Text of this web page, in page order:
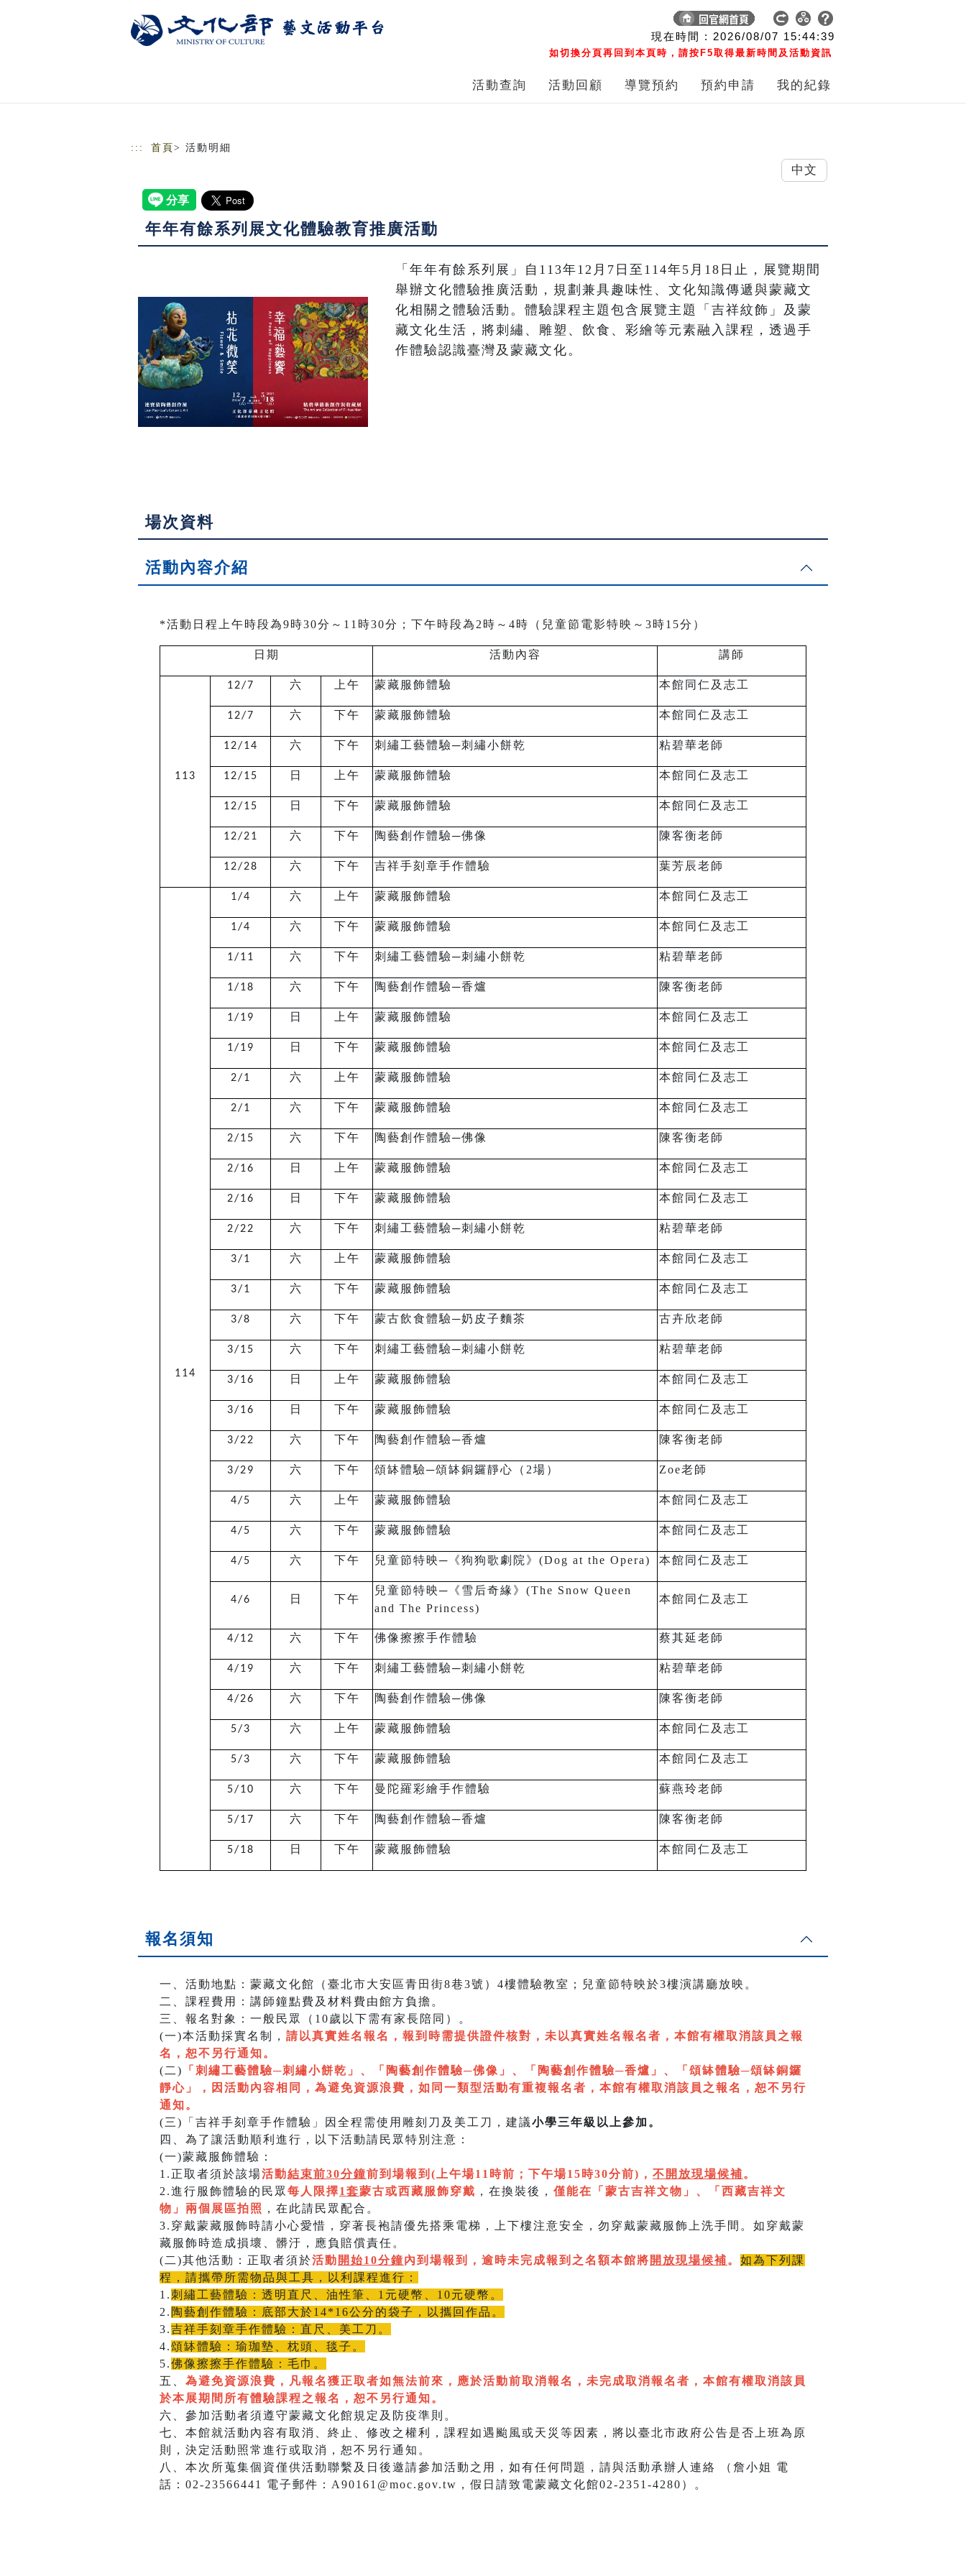
現在時間 : 2026/08/07 15:44:40
如切換分頁再回到本頁時，請按F5取得最新時間及活動資訊
活動查詢 活動回顧 導覽預約 預約申請 我的紀錄
::: 首頁 > 活動明細
年年有餘系列展文化體驗教育推廣活動
「年年有餘系列展」自113年12月7日至114年5月18日止，展覽期間
舉辦文化體驗推廣活動，規劃兼具趣味性、文化知識傳遞與蒙藏文
化相關之體驗活動。體驗課程主題包含展覽主題「吉祥紋飾」及蒙
藏文化生活，將刺繡、雕塑、飲食、彩繪等元素融入課程，透過手
作體驗認識臺灣及蒙藏文化。
場次資料
活動內容介紹
*活動日程上午時段為9時30分～11時30分；下午時段為2時～4時（兒童節電影特映～3時15分）
日期 活動內容 講師
113
12/7 六 上午 蒙藏服飾體驗 本館同仁及志工
12/7 六 下午 蒙藏服飾體驗 本館同仁及志工
12/14 六 下午 刺繡工藝體驗─刺繡小餅乾 粘碧華老師
12/15 日 上午 蒙藏服飾體驗 本館同仁及志工
12/15 日 下午 蒙藏服飾體驗 本館同仁及志工
12/21 六 下午 陶藝創作體驗─佛像 陳客衡老師
12/28 六 下午 吉祥手刻章手作體驗 葉芳辰老師
114
1/4 六 上午 蒙藏服飾體驗 本館同仁及志工
1/4 六 下午 蒙藏服飾體驗 本館同仁及志工
1/11 六 下午 刺繡工藝體驗─刺繡小餅乾 粘碧華老師
1/18 六 下午 陶藝創作體驗─香爐 陳客衡老師
1/19 日 上午 蒙藏服飾體驗 本館同仁及志工
1/19 日 下午 蒙藏服飾體驗 本館同仁及志工
2/1 六 上午 蒙藏服飾體驗 本館同仁及志工
2/1 六 下午 蒙藏服飾體驗 本館同仁及志工
2/15 六 下午 陶藝創作體驗─佛像 陳客衡老師
2/16 日 上午 蒙藏服飾體驗 本館同仁及志工
2/16 日 下午 蒙藏服飾體驗 本館同仁及志工
2/22 六 下午 刺繡工藝體驗─刺繡小餅乾 粘碧華老師
3/1 六 上午 蒙藏服飾體驗 本館同仁及志工
3/1 六 下午 蒙藏服飾體驗 本館同仁及志工
3/8 六 下午 蒙古飲食體驗─奶皮子麵茶 古卉欣老師
3/15 六 下午 刺繡工藝體驗─刺繡小餅乾 粘碧華老師
3/16 日 上午 蒙藏服飾體驗 本館同仁及志工
3/16 日 下午 蒙藏服飾體驗 本館同仁及志工
3/22 六 下午 陶藝創作體驗─香爐 陳客衡老師
3/29 六 下午 頌缽體驗─頌缽銅鑼靜心（2場） Zoe老師
4/5 六 上午 蒙藏服飾體驗 本館同仁及志工
4/5 六 下午 蒙藏服飾體驗 本館同仁及志工
4/5 六 下午 兒童節特映─ 《狗狗歌劇院》(Dog at the Opera) 本館同仁及志工
4/6 日 下午
兒童節特映─ 《雪后奇緣》(The Snow Queen
and The Princess)
本館同仁及志工
4/12 六 下午 佛像擦擦手作體驗 蔡其延老師
4/19 六 下午 刺繡工藝體驗─刺繡小餅乾 粘碧華老師
4/26 六 下午 陶藝創作體驗─佛像 陳客衡老師
5/3 六 上午 蒙藏服飾體驗 本館同仁及志工
5/3 六 下午 蒙藏服飾體驗 本館同仁及志工
5/10 六 下午 曼陀羅彩繪手作體驗 蘇燕玲老師
5/17 六 下午 陶藝創作體驗─香爐 陳客衡老師
5/18 日 下午 蒙藏服飾體驗 本館同仁及志工
報名須知
一、活動地點：蒙藏文化館（臺北市大安區青田街8巷3號）4樓體驗教室；兒童節特映於3樓演講廳放映。
二、課程費用：講師鐘點費及材料費由館方負擔。
三、報名對象：一般民眾（10歲以下需有家長陪同）。
(一)本活動採實名制， 請以真實姓名報名，報到時需提供證件核對，未以真實姓名報名者，本館有權取消該員之報
名，恕不另行通知。
(二)
「刺繡工藝體驗─刺繡小餅乾」、「陶藝創作體驗─佛像」、「陶藝創作體驗─香爐」、「頌缽體驗─頌缽銅鑼
靜心 」，因活動內容相同，為避免資源浪費，如同一類型活動有重複報名者，本館有權取消該員之報名，恕不另行
通知。
(三)「吉祥手刻章手作體驗」因全程需使用雕刻刀及美工刀，建議小學三年級以上參加。
四、為了讓活動順利進行，以下活動請民眾特別注意：
(一)蒙藏服飾體驗：
1.正取者須於該場活動結束前30分鐘前到場報到(上午場11時前；下午場15時30分前)， 不開放現場候補。
2.進行服飾體驗的民眾 每人限擇1套蒙古或西藏服飾穿戴 ，在換裝後， 僅能在「蒙古吉祥文物」、「西藏吉祥文
物」兩個展區拍照 ，在此請民眾配合。
3.穿戴蒙藏服飾時請小心愛惜，穿著長袍請優先搭乘電梯，上下樓注意安全，勿穿戴蒙藏服飾上洗手間。如穿戴蒙
藏服飾時造成損壞、髒汙，應負賠償責任。
(二)其他活動：正取者須於活動 開始10分鐘內到場報到，逾時未完成報到之名額本館將 開放現場候補。 如為下列課
程，請攜帶所需物品與工具，以利課程進行：
1.刺繡工藝體驗：透明直尺、油性筆、1元硬幣、10元硬幣。
2. 陶藝創作體驗：底部大於14*16公分的袋子，以攜回作品。
3.吉祥手刻章手作體驗：直尺、美工刀。
4.頌缽體驗：瑜珈墊、枕頭、毯子。
5.佛像擦擦手作體驗：毛巾。
五、 為避免資源浪費，凡報名獲正取者如無法前來，應於活動前取消報名，未完成取消報名者，本館有權取消該員
於本展期間所有體驗課程之報名，恕不另行通知。
六、參加活動者須遵守蒙藏文化館規定及防疫準則。
七、本館就活動內容有取消、終止、修改之權利，課程如遇颱風或天災等因素，將以臺北市政府公告是否上班為原
則，決定活動照常進行或取消，恕不另行通知。
八、本次所蒐集個資僅供活動聯繫及日後邀請參加活動之用，如有任何問題，請與活動承辦人連絡 （詹小姐 電
話：02-23566441 電子郵件：A90161@moc.gov.tw，假日請致電蒙藏文化館02-2351-4280）。